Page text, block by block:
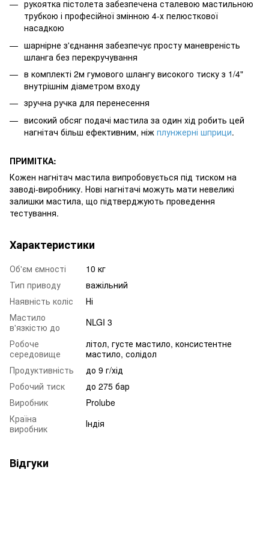
рукоятка пістолета забезпечена сталевою мастильною
трубкою і професійної змінною 4-х пелюсткової
насадкою
шарнірне з'єднання забезпечує просту маневреність
шланга без перекручування
в комплекті 2м гумового шлангу високого тиску з 1/4"
внутрішнім діаметром входу
зручна ручка для перенесення
високий обсяг подачі мастила за один хід робить цей
нагнітач більш ефективним, ніж плунжерні шприци.
ПРИМІТКА:
Кожен нагнітач мастила випробовується під тиском на
заводі-виробнику. Нові нагнітачі можуть мати невеликі
залишки мастила, що підтверджують проведення
тестування.
Характеристики
Об'єм ємності
10 кг
Тип приводу
важільний
Наявність коліс
Ні
Мастило
в'язкістю до
NLGI 3
Робоче
середовище
літол, густе мастило, консистентне
мастило, солідол
Продуктивність
до 9 г/хід
Робочий тиск
до 275 бар
Виробник
Prolube
Країна
виробник
Індія
Відгуки